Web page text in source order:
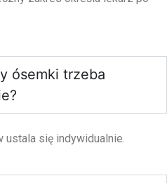
ósemki trzeba
ustala się indywidualnie.